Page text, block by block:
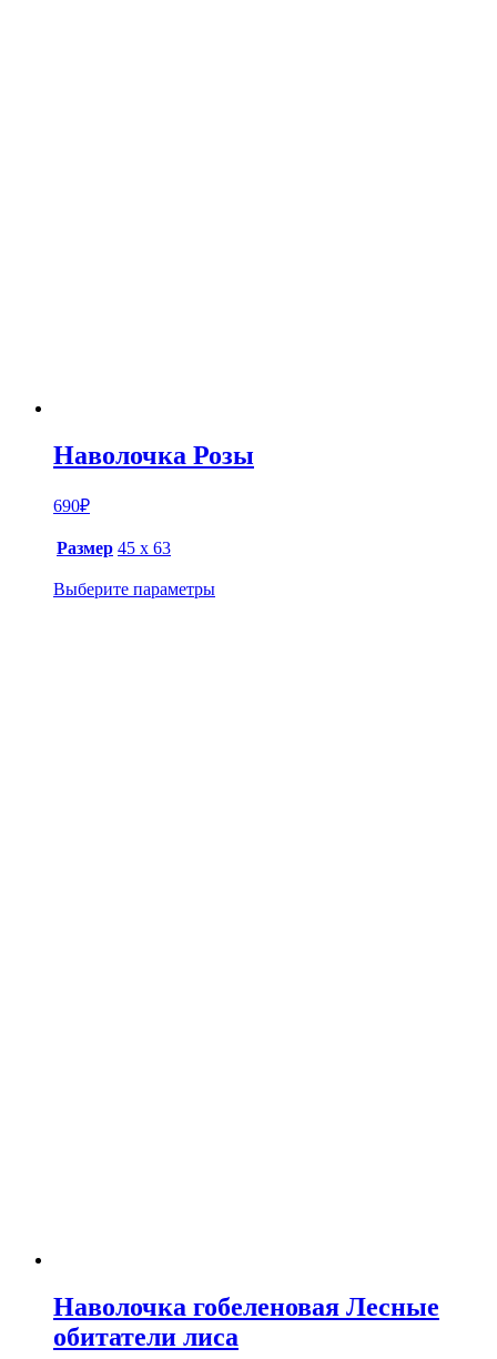
Наволочка Розы
690₽
Размер 45 х 63
Выберите параметры
Наволочка гобеленовая Лесные
обитатели лиса